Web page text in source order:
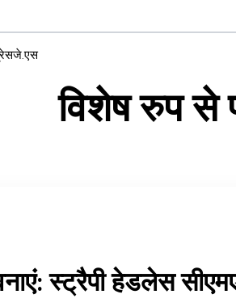
विशेष रुप से
स्ट्रैपी हेडलेस